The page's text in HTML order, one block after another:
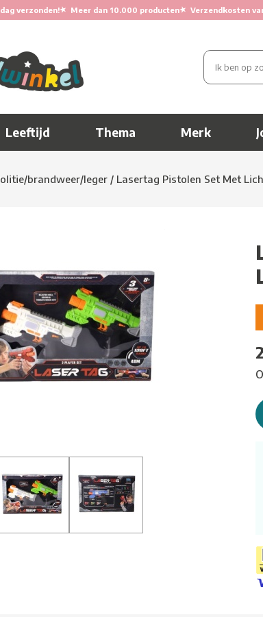
verzonden!★ Meer dan 10.000 producten★ Verzendkosten
Leeftijd Thema Merk
brandweer/leger / Lasertag Pistolen Set Met